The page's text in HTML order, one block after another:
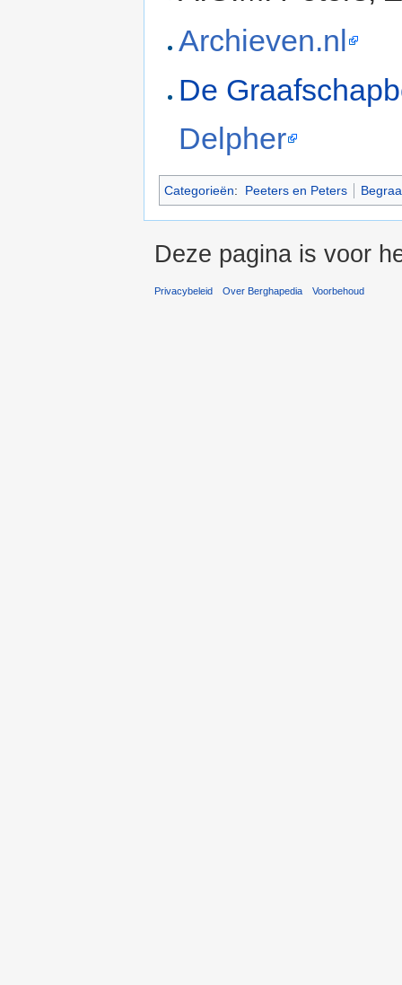
Archieven.nl
De
Delpher
Categorieën: Peeters en Peters
Deze pagina is voor
Privacybeleid Over Berghapedia Voorbehoud